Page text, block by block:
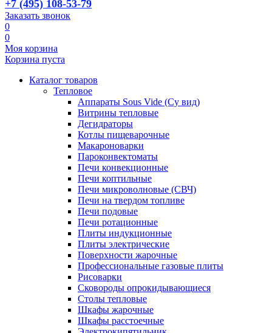
+7 (495) 108-53-79
Заказать звонок
0
0
Моя корзина
Корзина пуста
Каталог товаров
Тепловое
Аппараты Sous Vide (Су вид)
Витрины тепловые
Дегидраторы
Котлы пищеварочные
Макароноварки
Пароконвектоматы
Печи конвекционные
Печи коптильные
Печи микроволновые (СВЧ)
Печи на твердом топливе
Печи подовые
Печи ротационные
Плиты индукционные
Плиты электрические
Поверхности жарочные
Профессиональные газовые плиты
Рисоварки
Сковороды опрокидывающиеся
Столы тепловые
Шкафы жарочные
Шкафы расстоечные